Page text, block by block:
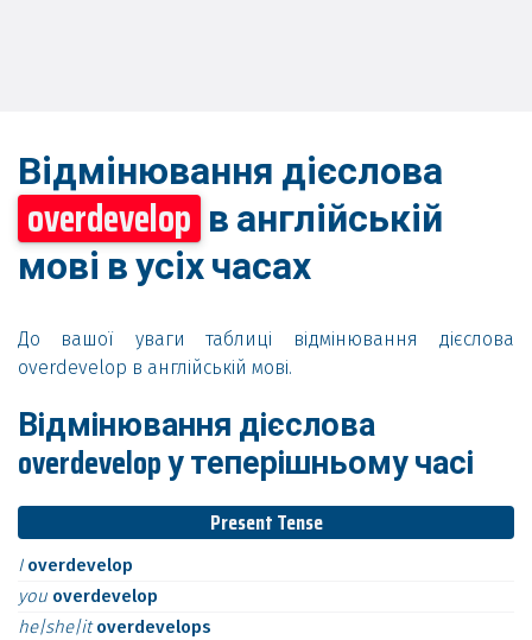
Відмінювання дієслова
overdevelop в англійській
мові в усіх часах
До вашої уваги таблиці відмінювання дієслова
overdevelop в англійській мові.
Відмінювання дієслова
overdevelop у теперішньому часі
Present Tense
I overdevelop
you overdevelop
he|she|itoverdevelops